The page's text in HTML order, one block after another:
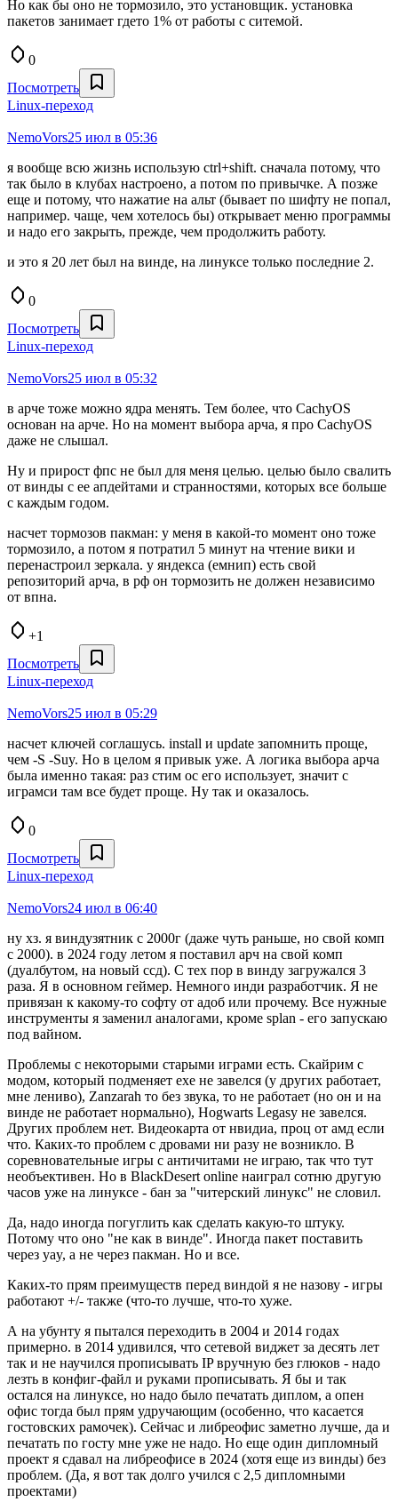
Но как бы оно не тормозило, это установщик. установка
пакетов занимает гдето 1% от работы с ситемой.
0
Посмотреть
Linux-переход
NemoVors25 июл в 05:36
я вообще всю жизнь использую ctrl+shift. сначала потому, что
так было в клубах настроено, а потом по привычке. А позже
еще и потому, что нажатие на альт (бывает по шифту не попал,
например. чаще, чем хотелось бы) открывает меню программы
и надо его закрыть, прежде, чем продолжить работу.
и это я 20 лет был на винде, на линуксе только последние 2.
0
Посмотреть
Linux-переход
NemoVors25 июл в 05:32
в арче тоже можно ядра менять. Тем более, что СachyOS
основан на арче. Но на момент выбора арча, я про СachyOS
даже не слышал.
Ну и прирост фпс не был для меня целью. целью было свалить
от винды с ее апдейтами и странностями, которых все больше
с каждым годом.
насчет тормозов пакман: у меня в какой-то момент оно тоже
тормозило, а потом я потратил 5 минут на чтение вики и
перенастроил зеркала. у яндекса (емнип) есть свой
репозиторий арча, в рф он тормозить не должен независимо
от впна.
+1
Посмотреть
Linux-переход
NemoVors25 июл в 05:29
насчет ключей соглашусь. install и update запомнить проще,
чем -S -Suy. Но в целом я привык уже. А логика выбора арча
была именно такая: раз стим ос его использует, значит с
играмси там все будет проще. Ну так и оказалось.
0
Посмотреть
Linux-переход
NemoVors24 июл в 06:40
ну хз. я виндузятник с 2000г (даже чуть раньше, но свой комп
с 2000). в 2024 году летом я поставил арч на свой комп
(дуалбутом, на новый ссд). С тех пор в винду загружался 3
раза. Я в основном геймер. Немного инди разработчик. Я не
привязан к какому-то софту от адоб или прочему. Все нужные
инструменты я заменил аналогами, кроме splan - его запускаю
под вайном.
Проблемы с некоторыми старыми играми есть. Скайрим с
модом, который подменяет exe не завелся (у других работает,
мне лениво), Zanzarah то без звука, то не работает (но он и на
винде не работает нормально), Hogwarts Legasy не завелся.
Других проблем нет. Видеокарта от нвидиа, проц от амд если
что. Каких-то проблем с дровами ни разу не возникло. В
соревновательные игры с античитами не играю, так что тут
необъективен. Но в BlackDesert online наиграл сотню другую
часов уже на линуксе - бан за "читерский линукс" не словил.
Да, надо иногда погуглить как сделать какую-то штуку.
Потому что оно "не как в винде". Иногда пакет поставить
через yay, а не через пакман. Но и все.
Каких-то прям преимуществ перед виндой я не назову - игры
работают +/- также (что-то лучше, что-то хуже.
А на убунту я пытался переходить в 2004 и 2014 годах
примерно. в 2014 удивился, что сетевой виджет за десять лет
так и не научился прописывать IP вручную без глюков - надо
лезть в конфиг-файл и руками прописывать. Я бы и так
остался на линуксе, но надо было печатать диплом, а опен
офис тогда был прям удручающим (особенно, что касается
гостовских рамочек). Сейчас и либреофис заметно лучше, да и
печатать по госту мне уже не надо. Но еще один дипломный
проект я сдавал на либреофисе в 2024 (хотя еще из винды) без
проблем. (Да, я вот так долго учился с 2,5 дипломными
проектами)